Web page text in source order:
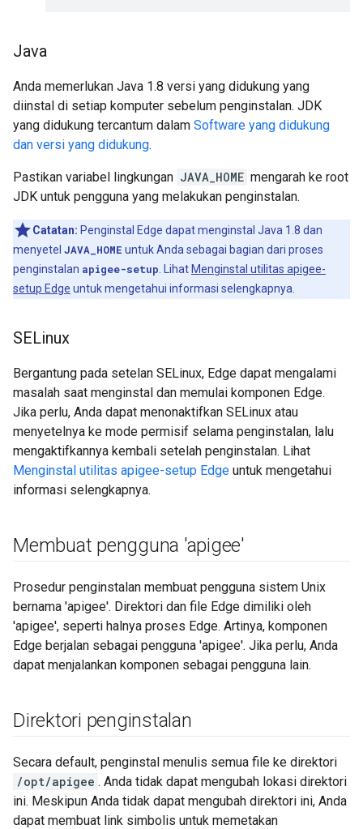
Java
Anda memerlukan Java 1.8 versi yang didukung yang
diinstal di setiap komputer sebelum penginstalan. JDK
yang didukung tercantum dalam Software yang didukung
dan versi yang didukung.
Pastikan variabel lingkungan JAVA_HOME mengarah ke root
JDK untuk pengguna yang melakukan penginstalan.
Catatan: Penginstal Edge dapat menginstal Java 1.8 dan
menyetel JAVA_HOME untuk Anda sebagai bagian dari proses
penginstalan apigee-setup . Lihat Menginstal utilitas apigee-
setup Edge untuk mengetahui informasi selengkapnya.
SELinux
Bergantung pada setelan SELinux, Edge dapat mengalami
masalah saat menginstal dan memulai komponen Edge.
Jika perlu, Anda dapat menonaktifkan SELinux atau
menyetelnya ke mode permisif selama penginstalan, lalu
mengaktifkannya kembali setelah penginstalan. Lihat
Menginstal utilitas apigee-setup Edge untuk mengetahui
informasi selengkapnya.
Membuat pengguna 'apigee'
Prosedur penginstalan membuat pengguna sistem Unix
bernama 'apigee'. Direktori dan file Edge dimiliki oleh
'apigee', seperti halnya proses Edge. Artinya, komponen
Edge berjalan sebagai pengguna 'apigee'. Jika perlu, Anda
dapat menjalankan komponen sebagai pengguna lain.
Direktori penginstalan
Secara default, penginstal menulis semua file ke direktori
/opt/apigee . Anda tidak dapat mengubah lokasi direktori
ini. Meskipun Anda tidak dapat mengubah direktori ini, Anda
dapat membuat link simbolis untuk memetakan